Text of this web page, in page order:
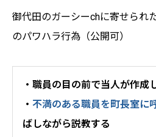
御代田のガーシーchに寄せられ
のパワハラ行為（公開可）
・職員の目の前で当人が作成
・ 不満のある職員を町長室に
ばしながら説教する